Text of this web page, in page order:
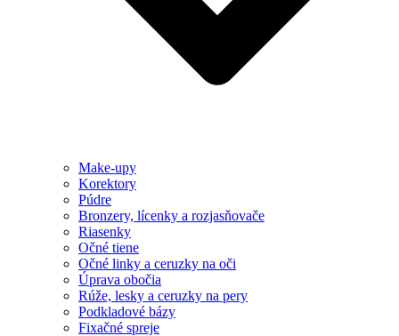
Make-upy
Korektory
Púdre
Bronzery, lícenky a rozjasňovače
Riasenky
Očné tiene
Očné linky a ceruzky na oči
Úprava obočia
Rúže, lesky a ceruzky na pery
Podkladové bázy
Fixačné spreje